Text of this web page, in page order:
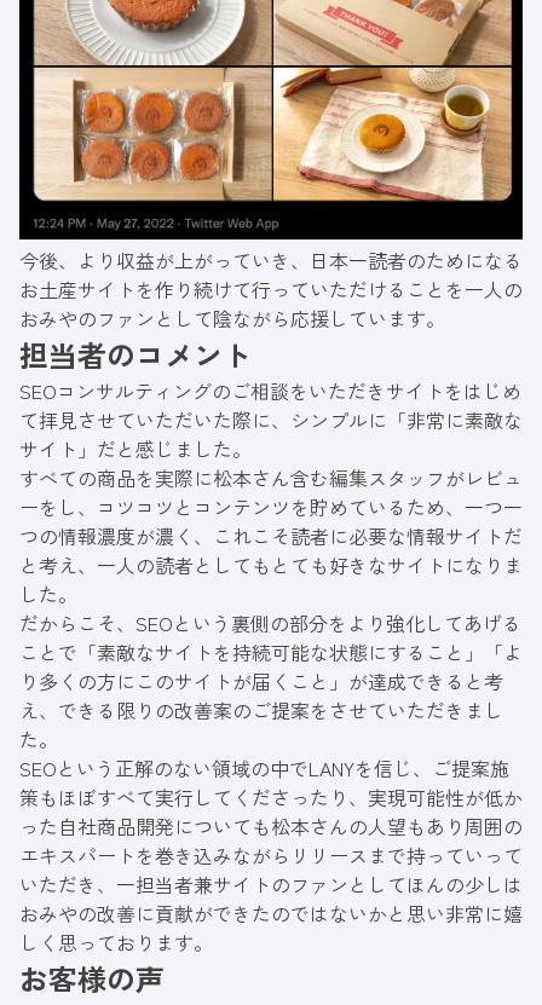
今後、より収益が上がっていき、日本一読者のためになる
お土産サイトを作り続けて行っていただけることを一人の
おみやのファンとして陰ながら応援しています。
担当者のコメント
SEOコンサルティングのご相談をいただきサイトをはじめ
て拝見させていただいた際に、シンプルに「非常に素敵な
サイト」だと感じました。
すべての商品を実際に松本さん含む編集スタッフがレビュ
ーをし、コツコツとコンテンツを貯めているため、一つ一
つの情報濃度が濃く、これこそ読者に必要な情報サイトだ
と考え、一人の読者としてもとても好きなサイトになりま
した。
だからこそ、SEOという裏側の部分をより強化してあげる
ことで「素敵なサイトを持続可能な状態にすること」「よ
り多くの方にこのサイトが届くこと」が達成できると考
え、できる限りの改善案のご提案をさせていただきまし
た。
SEOという正解のない領域の中でLANYを信じ、ご提案施
策もほぼすべて実行してくださったり、実現可能性が低か
った自社商品開発についても松本さんの人望もあり周囲の
エキスパートを巻き込みながらリリースまで持っていって
いただき、一担当者兼サイトのファンとしてほんの少しは
おみやの改善に貢献ができたのではないかと思い非常に嬉
しく思っております。
お客様の声